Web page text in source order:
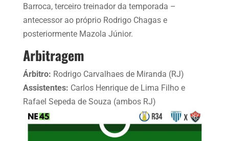
Barroca, terceiro treinador da temporada –
antecessor ao próprio Rodrigo Chagas e
posteriormente Mazola Júnior.
Arbitragem
Árbitro: Rodrigo Carvalhaes de Miranda (RJ)
Assistentes: Carlos Henrique de Lima Filho e
Rafael Sepeda de Souza (ambos RJ)